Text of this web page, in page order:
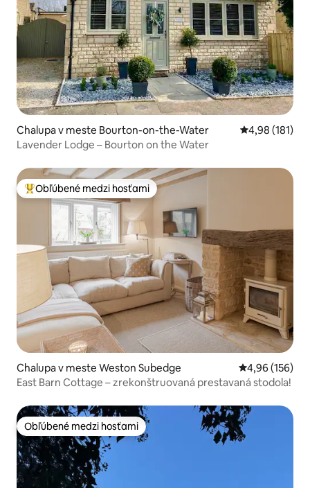
Chalupa v meste Bourton-on-the-Water Priemerné
4,98 (181)
Lavender Lodge – Bourton on the Water
Najobľúbenejšie medzi hosťami
Obľúbené medzi hosťami
Chalupa v meste Weston Subedge Priemerné
4,96 (156)
East Barn Cottage – zrekonštruovaná prestavaná stodola!
Obľúbené medzi hosťami
Obľúbené medzi hosťami